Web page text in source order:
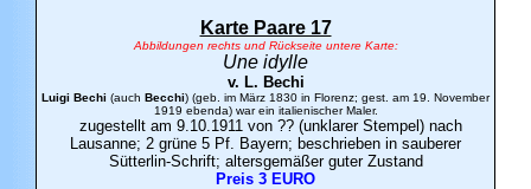
Karte Paare 17
Abbildungen rechts und Rückseite untere Karte:
Une idylle
v. L. Bechi
Luigi Bechi (auch Becchi) (geb. im März 1830 in Florenz; gest. am 19. November
1919 ebenda) war ein italienischer Maler.
zugestellt am 9.10.1911 von ?? (unklarer Stempel) nach
Lausanne; 2 grüne 5 Pf. Bayern; beschrieben in sauberer
Sütterlin-Schrift; altersgemäßer guter Zustand
Preis 3 EURO